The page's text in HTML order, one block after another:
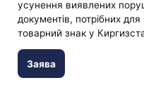
усунення виявлених
документів, потрібних
товарний знак у
Заява